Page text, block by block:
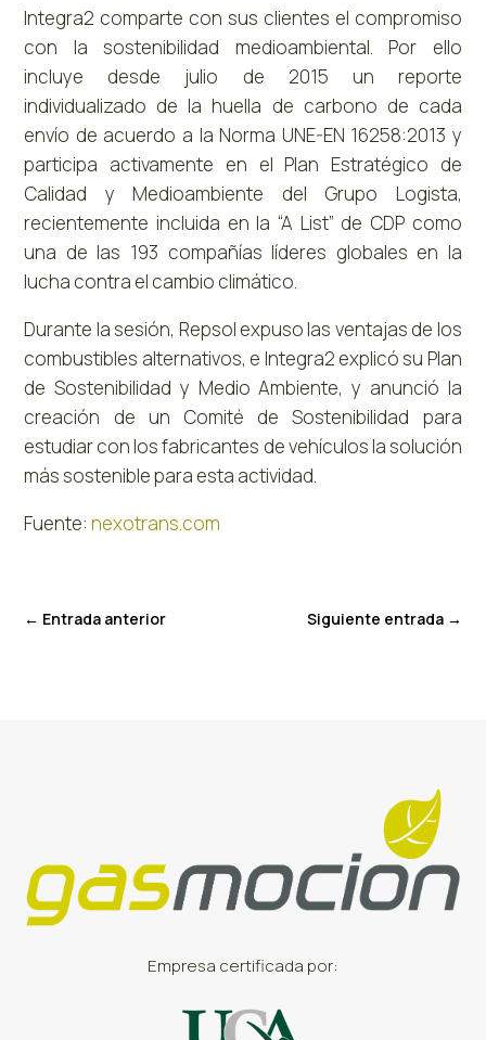
Integra2 comparte con sus clientes el compromiso
con la sostenibilidad medioambiental. Por ello
incluye desde julio de 2015 un reporte
individualizado de la huella de carbono de cada
envío de acuerdo a la Norma UNE-EN 16258:2013 y
participa activamente en el Plan Estratégico de
Calidad y Medioambiente del Grupo Logista,
recientemente incluida en la “A List” de CDP como
una de las 193 compañías líderes globales en la
lucha contra el cambio climático.
Durante la sesión, Repsol expuso las ventajas de los
combustibles alternativos, e Integra2 explicó su Plan
de Sostenibilidad y Medio Ambiente, y anunció la
creación de un Comité de Sostenibilidad para
estudiar con los fabricantes de vehículos la solución
más sostenible para esta actividad.
Fuente:nexotrans.com
← Entrada anterior Siguiente entrada→
Empresa certificada por: